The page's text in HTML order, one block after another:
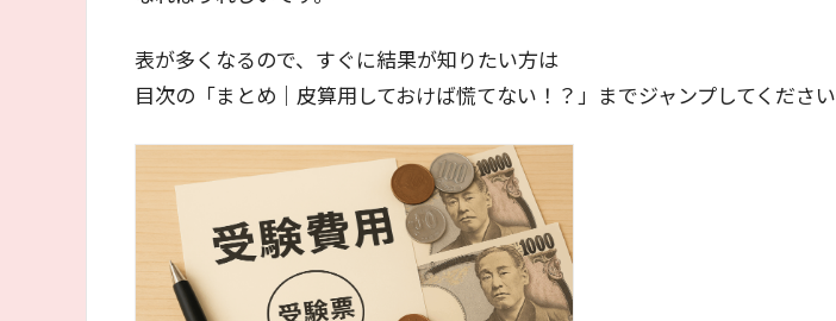
表が多くなるので、すぐに結果が知りたい方は
目次の「まとめ｜皮算用しておけば慌てない！？」までジャンプしてください